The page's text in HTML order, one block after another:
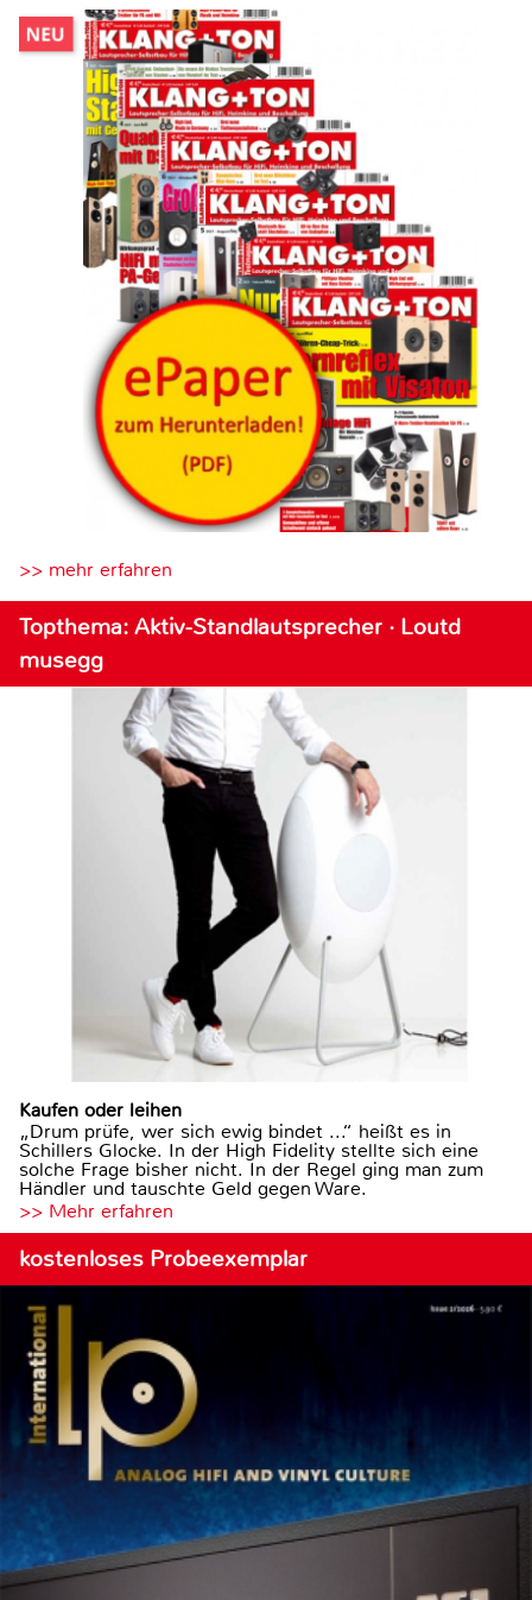
>> mehr erfahren
Topthema: Aktiv-Standlautsprecher · Loutd
musegg
Kaufen oder leihen
„Drum prüfe, wer sich ewig bindet ...“ heißt es in
Schillers Glocke. In der High Fidelity stellte sich eine
solche Frage bisher nicht. In der Regel ging man zum
Händler und tauschte Geld gegen Ware.
>> Mehr erfahren
kostenloses Probeexemplar